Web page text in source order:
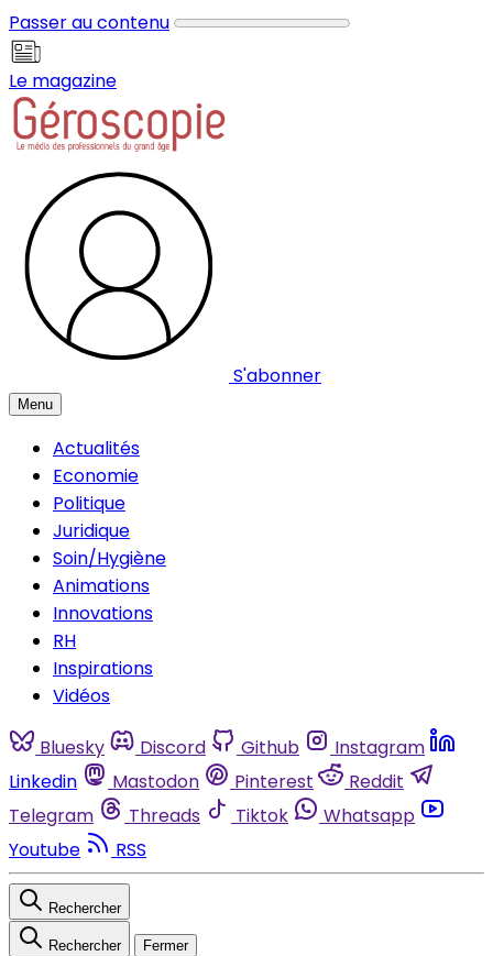
Passer au contenu
Le magazine
S'abonner
Menu
Actualités
Economie
Politique
Juridique
Soin/Hygiène
Animations
Innovations
RH
Inspirations
Vidéos
Bluesky Discord Github
Instagram
Linkedin
Mastodon Pinterest
Reddit
Telegram
Threads Tiktok
Whatsapp
Youtube
RSS
Rechercher
Rechercher Fermer
Panneau de gestion des cookies